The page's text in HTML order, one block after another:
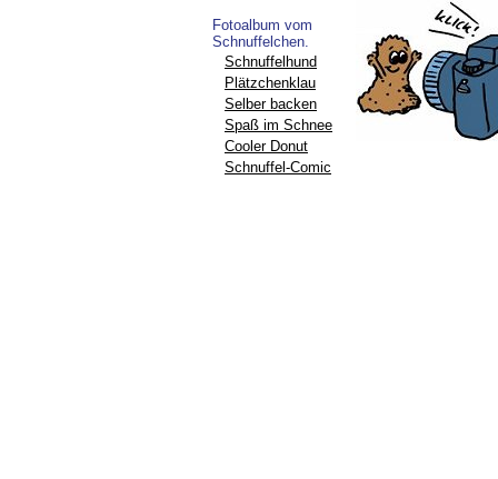
Fotoalbum vom
Schnuffelchen.
Schnuffelhund
Plätzchenklau
Selber backen
Spaß im Schnee
Cooler Donut
Schnuffel-Comic